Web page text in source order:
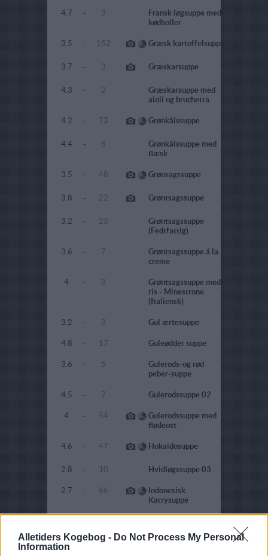
Alletiders Kogebog - Do Not Process My Personal
Information
4.7 - 3
Fransk løgsuppe med
kødboller
3.5 - 152 Græsk kartoffelsuppe
3.7 - 3 Græskarsuppe
4.3 - 2
Græskarsuppe med
aioli og bruchetta
4.2 - 73 Grønkålssuppe
4.4 - 8
Grønkålssuppe med
flæsk
3.5 - 48 Grønsagssuppe
3.8 - 22 Grøntsagssuppe
3.2 - 23
Grøntsagssuppe
(Fedtfattig)
3.6 - 7
Grøntsagssuppe á la
creme
4 - 3
Grøntsagssuppe med
ris - Minestrone
(Italiensk)
3.2 - 3 Gul ærtesuppe
4.8 - 17 Guleødder suppe
3.6 - 5
Gulerods-og rød
peber-suppe
4.5 - 7 Gulerodssuppe 02
4 - 54
Gulerodssuppe med
flødeost
4.6 - 47 Hokaidosuppe
2.8 - 10 Hvidløgssuppe 03
2.7 - 66
Indonesisk
Karrysuppe
4.6 38 Jordskoksuppe